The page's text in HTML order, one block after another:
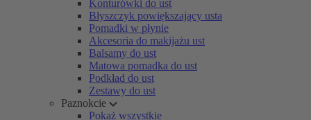
Konturówki do ust
Błyszczyk powiększający usta
Pomadki w płynie
Akcesoria do makijażu ust
Balsamy do ust
Matowa pomadka do ust
Podkład do ust
Zestawy do ust
Paznokcie
Pokaż wszystkie